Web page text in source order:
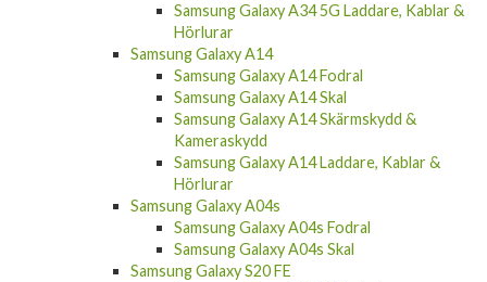
Samsung Galaxy A34 5G Laddare, Kablar &
Hörlurar
Samsung Galaxy A14
Samsung Galaxy A14 Fodral
Samsung Galaxy A14 Skal
Samsung Galaxy A14 Skärmskydd &
Kameraskydd
Samsung Galaxy A14 Laddare, Kablar &
Hörlurar
Samsung Galaxy A04s
Samsung Galaxy A04s Fodral
Samsung Galaxy A04s Skal
Samsung Galaxy S20 FE